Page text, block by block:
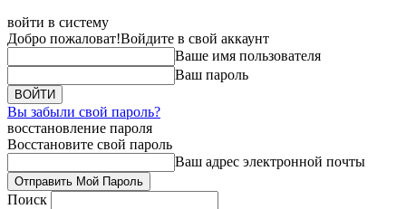
войти в систему
Добро пожаловат!Войдите в свой аккаунт
Ваше имя пользователя
Ваш пароль
Вы забыли свой пароль?
восстановление пароля
Восстановите свой пароль
Ваш адрес электронной почты
Поиск